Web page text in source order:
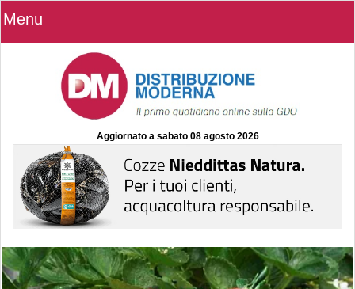
Menu
Aggiornato a sabato 08 agosto 2026